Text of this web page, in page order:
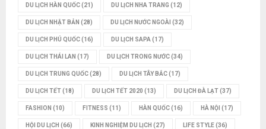
DU LỊCH HÀN QUỐC(21) DU LỊCH NHA TRANG (12)
DU LỊCH NHẬT BẢN (28) DU LỊCH NƯỚC NGOÀI (32)
DU LỊCH PHÚ QUỐC(16) DU LỊCH SAPA (17)
DU LỊCH THÁI LAN (17) DU LỊCH TRONG NƯỚC(34)
DU LỊCH TRUNG QUỐC(28) DU LỊCH TÂY BẮC(17)
DU LỊCH TẾT(18) DU LỊCH TẾT 2020 (13) DU LỊCH ĐÀ LẠT(37)
FASHION (10) FITNESS (11) HÀN QUỐC(16) HÀ NỘI (17)
HỘI DU LỊCH (66) KINH NGHIỆM DU LỊCH (27) LIFE STYLE(36)